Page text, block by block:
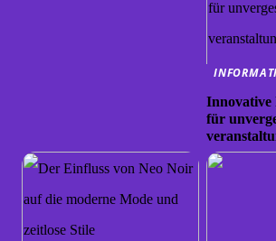
Innovative
für